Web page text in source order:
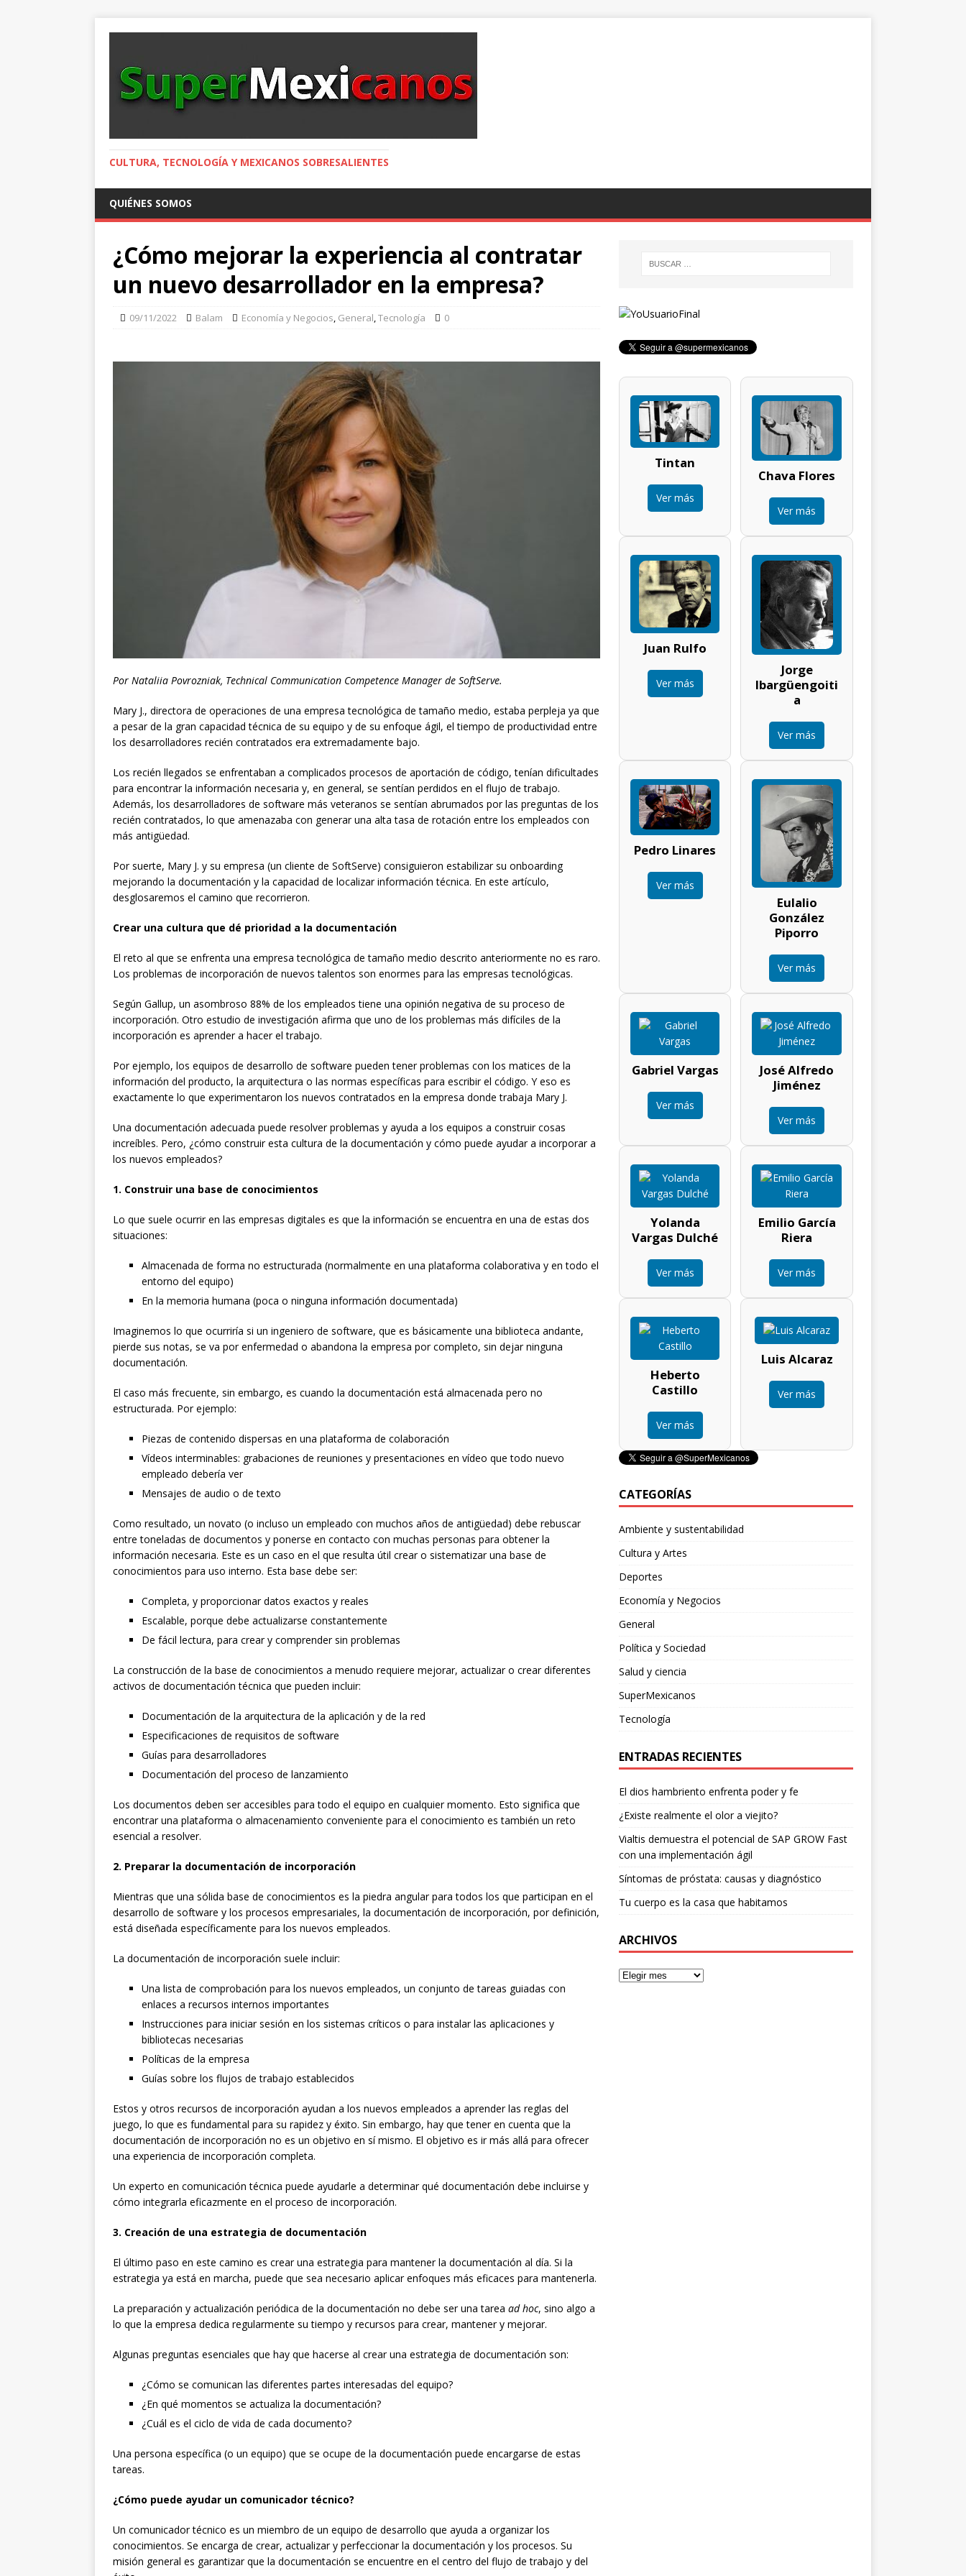
CULTURA, TECNOLOGÍA Y MEXICANOS SOBRESALIENTES
QUIÉNES SOMOS
¿Cómo mejorar la experiencia al contratar
un nuevo desarrollador en la empresa?
09/11/2022 Balam Economía y Negocios, General,Tecnología 0
Por Nataliia Povrozniak, Technical Communication Competence Manager de SoftServe.
Mary J., directora de operaciones de una empresa tecnológica de tamaño medio, estaba perpleja ya que
a pesar de la gran capacidad técnica de su equipo y de su enfoque ágil, el tiempo de productividad entre
los desarrolladores recién contratados era extremadamente bajo.
Los recién llegados se enfrentaban a complicados procesos de aportación de código, tenían dificultades
para encontrar la información necesaria y, en general, se sentían perdidos en el flujo de trabajo.
Además, los desarrolladores de software más veteranos se sentían abrumados por las preguntas de los
recién contratados, lo que amenazaba con generar una alta tasa de rotación entre los empleados con
más antigüedad.
Por suerte, Mary J. y su empresa (un cliente de SoftServe) consiguieron estabilizar su onboarding
mejorando la documentación y la capacidad de localizar información técnica. En este artículo,
desglosaremos el camino que recorrieron.
Crear una cultura que dé prioridad a la documentación
El reto al que se enfrenta una empresa tecnológica de tamaño medio descrito anteriormente no es raro.
Los problemas de incorporación de nuevos talentos son enormes para las empresas tecnológicas.
Según Gallup, un asombroso 88% de los empleados tiene una opinión negativa de su proceso de
incorporación. Otro estudio de investigación afirma que uno de los problemas más difíciles de la
incorporación es aprender a hacer el trabajo.
Por ejemplo, los equipos de desarrollo de software pueden tener problemas con los matices de la
información del producto, la arquitectura o las normas específicas para escribir el código. Y eso es
exactamente lo que experimentaron los nuevos contratados en la empresa donde trabaja Mary J.
Una documentación adecuada puede resolver problemas y ayuda a los equipos a construir cosas
increíbles. Pero, ¿cómo construir esta cultura de la documentación y cómo puede ayudar a incorporar a
los nuevos empleados?
1. Construir una base de conocimientos
Lo que suele ocurrir en las empresas digitales es que la información se encuentra en una de estas dos
situaciones:
Almacenada de forma no estructurada (normalmente en una plataforma colaborativa y en todo el
entorno del equipo)
En la memoria humana (poca o ninguna información documentada)
Imaginemos lo que ocurriría si un ingeniero de software, que es básicamente una biblioteca andante,
pierde sus notas, se va por enfermedad o abandona la empresa por completo, sin dejar ninguna
documentación.
El caso más frecuente, sin embargo, es cuando la documentación está almacenada pero no
estructurada. Por ejemplo:
Piezas de contenido dispersas en una plataforma de colaboración
Vídeos interminables: grabaciones de reuniones y presentaciones en vídeo que todo nuevo
empleado debería ver
Mensajes de audio o de texto
Como resultado, un novato (o incluso un empleado con muchos años de antigüedad) debe rebuscar
entre toneladas de documentos y ponerse en contacto con muchas personas para obtener la
información necesaria. Este es un caso en el que resulta útil crear o sistematizar una base de
conocimientos para uso interno. Esta base debe ser:
Completa, y proporcionar datos exactos y reales
Escalable, porque debe actualizarse constantemente
De fácil lectura, para crear y comprender sin problemas
La construcción de la base de conocimientos a menudo requiere mejorar, actualizar o crear diferentes
activos de documentación técnica que pueden incluir:
Documentación de la arquitectura de la aplicación y de la red
Especificaciones de requisitos de software
Guías para desarrolladores
Documentación del proceso de lanzamiento
Los documentos deben ser accesibles para todo el equipo en cualquier momento. Esto significa que
encontrar una plataforma o almacenamiento conveniente para el conocimiento es también un reto
esencial a resolver.
2. Preparar la documentación de incorporación
Mientras que una sólida base de conocimientos es la piedra angular para todos los que participan en el
desarrollo de software y los procesos empresariales, la documentación de incorporación, por definición,
está diseñada específicamente para los nuevos empleados.
La documentación de incorporación suele incluir:
Una lista de comprobación para los nuevos empleados, un conjunto de tareas guiadas con
enlaces a recursos internos importantes
Instrucciones para iniciar sesión en los sistemas críticos o para instalar las aplicaciones y
bibliotecas necesarias
Políticas de la empresa
Guías sobre los flujos de trabajo establecidos
Estos y otros recursos de incorporación ayudan a los nuevos empleados a aprender las reglas del
juego, lo que es fundamental para su rapidez y éxito. Sin embargo, hay que tener en cuenta que la
documentación de incorporación no es un objetivo en sí mismo. El objetivo es ir más allá para ofrecer
una experiencia de incorporación completa.
Un experto en comunicación técnica puede ayudarle a determinar qué documentación debe incluirse y
cómo integrarla eficazmente en el proceso de incorporación.
3. Creación de una estrategia de documentación
El último paso en este camino es crear una estrategia para mantener la documentación al día. Si la
estrategia ya está en marcha, puede que sea necesario aplicar enfoques más eficaces para mantenerla.
La preparación y actualización periódica de la documentación no debe ser una tarea ad hoc, sino algo a
lo que la empresa dedica regularmente su tiempo y recursos para crear, mantener y mejorar.
Algunas preguntas esenciales que hay que hacerse al crear una estrategia de documentación son:
¿Cómo se comunican las diferentes partes interesadas del equipo?
¿En qué momentos se actualiza la documentación?
¿Cuál es el ciclo de vida de cada documento?
Una persona específica (o un equipo) que se ocupe de la documentación puede encargarse de estas
tareas.
¿Cómo puede ayudar un comunicador técnico?
Un comunicador técnico es un miembro de un equipo de desarrollo que ayuda a organizar los
conocimientos. Se encarga de crear, actualizar y perfeccionar la documentación y los procesos. Su
misión general es garantizar que la documentación se encuentre en el centro del flujo de trabajo y del
Tintan
Ver más
Chava Flores
Ver más
Juan Rulfo
Ver más
Jorge
Ibargüengoiti
a
Ver más
Pedro Linares
Ver más
Eulalio
González
Piporro
Ver más
Gabriel Vargas
Ver más
José Alfredo
Jiménez
Ver más
Yolanda
Vargas Dulché
Ver más
Emilio García
Riera
Ver más
Heberto
Castillo
Ver más
Luis Alcaraz
Ver más
CATEGORÍAS
Ambiente y sustentabilidad
Cultura y Artes
Deportes
Economía y Negocios
General
Política y Sociedad
Salud y ciencia
SuperMexicanos
Tecnología
ENTRADAS RECIENTES
El dios hambriento enfrenta poder y fe
¿Existe realmente el olor a viejito?
Vialtis demuestra el potencial de SAP GROW Fast
con una implementación ágil
Síntomas de próstata: causas y diagnóstico
Tu cuerpo es la casa que habitamos
ARCHIVOS